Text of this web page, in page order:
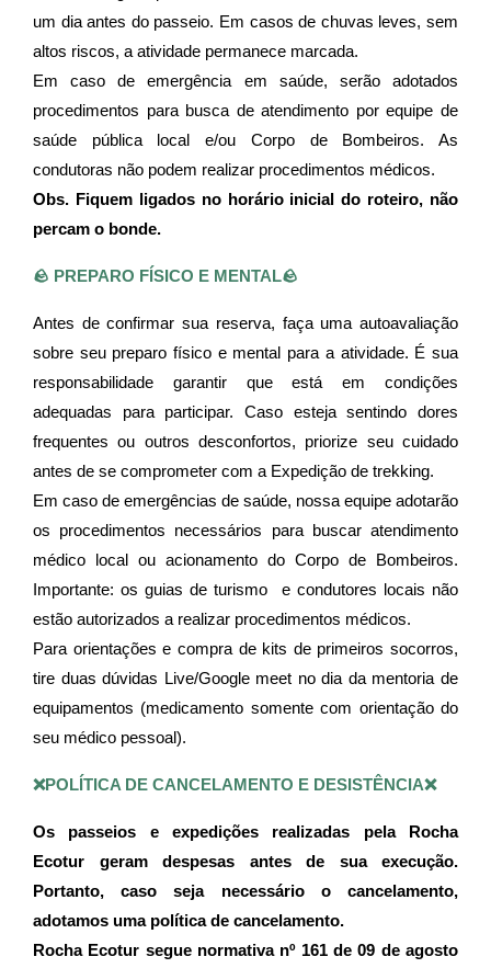
um dia antes do passeio. Em casos de chuvas leves, sem
altos riscos, a atividade permanece marcada.
Em caso de emergência em saúde, serão adotados
procedimentos para busca de atendimento por equipe de
saúde pública local e/ou Corpo de Bombeiros. As
condutoras não podem realizar procedimentos médicos.
Obs. Fiquem ligados no horário inicial do roteiro, não
percam o bonde.
🪨 PREPARO FÍSICO E MENTAL🪨
Antes de confirmar sua reserva, faça uma autoavaliação
sobre seu preparo físico e mental para a atividade. É sua
responsabilidade garantir que está em condições
adequadas para participar. Caso esteja sentindo dores
frequentes ou outros desconfortos, priorize seu cuidado
antes de se comprometer com a Expedição de trekking.
Em caso de emergências de saúde, nossa equipe adotarão
os procedimentos necessários para buscar atendimento
médico local ou acionamento do Corpo de Bombeiros.
Importante: os guias de turismo  e condutores locais não
estão autorizados a realizar procedimentos médicos.
Para orientações e compra de kits de primeiros socorros,
tire duas dúvidas Live/Google meet no dia da mentoria de
equipamentos (medicamento somente com orientação do
seu médico pessoal).
❌POLÍTICA DE CANCELAMENTO E DESISTÊNCIA❌
Os passeios e expedições realizadas pela Rocha
Ecotur geram despesas antes de sua execução.
Portanto, caso seja necessário o cancelamento,
adotamos uma política de cancelamento.
Rocha Ecotur segue normativa nº 161 de 09 de agosto